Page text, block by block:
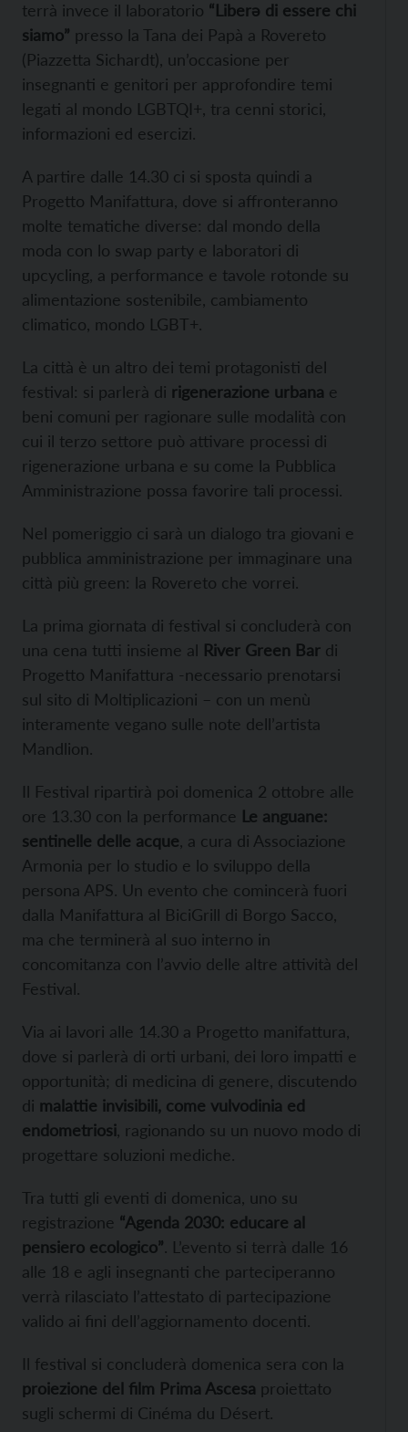
terrà invece il laboratorio “Liberǝ di essere chi
siamo” presso la Tana dei Papà a Rovereto
(Piazzetta Sichardt), un’occasione per
insegnanti e genitori per approfondire temi
legati al mondo LGBTQI+, tra cenni storici,
informazioni ed esercizi.
A partire dalle 14.30 ci si sposta quindi a
Progetto Manifattura, dove si affronteranno
molte tematiche diverse: dal mondo della
moda con lo swap party e laboratori di
upcycling, a performance e tavole rotonde su
alimentazione sostenibile, cambiamento
climatico, mondo LGBT+.
La città è un altro dei temi protagonisti del
festival: si parlerà di rigenerazione urbana e
beni comuni per ragionare sulle modalità con
cui il terzo settore può attivare processi di
rigenerazione urbana e su come la Pubblica
Amministrazione possa favorire tali processi.
Nel pomeriggio ci sarà un dialogo tra giovani e
pubblica amministrazione per immaginare una
città più green: la Rovereto che vorrei.
La prima giornata di festival si concluderà con
una cena tutti insieme al River Green Bar di
Progetto Manifattura -necessario prenotarsi
sul sito di Moltiplicazioni – con un menù
interamente vegano sulle note dell’artista
Mandlion.
Il Festival ripartirà poi domenica 2 ottobre alle
ore 13.30 con la performance Le anguane:
sentinelle delle acque , a cura di Associazione
Armonia per lo studio e lo sviluppo della
persona APS. Un evento che comincerà fuori
dalla Manifattura al BiciGrill di Borgo Sacco,
ma che terminerà al suo interno in
concomitanza con l’avvio delle altre attività del
Festival.
Via ai lavori alle 14.30 a Progetto manifattura,
dove si parlerà di orti urbani, dei loro impatti e
opportunità; di medicina di genere, discutendo
di malattie invisibili, come vulvodinia ed
endometriosi , ragionando su un nuovo modo di
progettare soluzioni mediche.
Tra tutti gli eventi di domenica, uno su
registrazione “Agenda 2030: educare al
pensiero ecologico”. L’evento si terrà dalle 16
alle 18 e agli insegnanti che parteciperanno
verrà rilasciato l’attestato di partecipazione
valido ai fini dell’aggiornamento docenti.
Il festival si concluderà domenica sera con la
proiezione del film Prima Ascesa proiettato
sugli schermi di Cinéma du Désert.